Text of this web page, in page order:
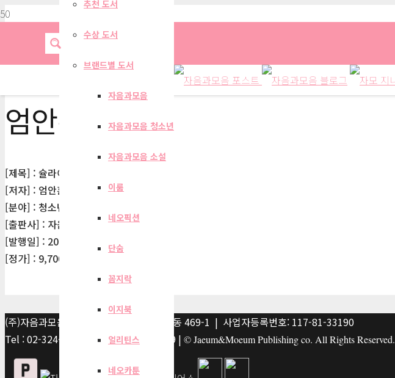
추천 도서
수상 도서
브랜드별 도서
자음과모음
자음과모음 청소년
자음과모음 소설
이룸
네오픽션
단숨
꼼지락
이지북
얼리틴스
네오카툰
엄안흠
[제목] : 슐라이덴이 들려주는 식물 이야기
[저자] : 엄안흠
[분야] : 청소년
[출판사] : 자음과모음
[발행일] : 2010-09-01
[정가] : 9,700원
(주)자음과모음 | 10881 경기 파주시 서패동 469-1 | 사업자등록번호: 117-81-33190
Tel : 02-324-2347 | Fax : 02-6959-8459 | © Jaeum&Moeum Publishing co. All Rights Reserved.